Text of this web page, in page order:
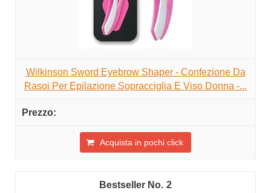
Wilkinson Sword Eyebrow Shaper - Confezione Da
Rasoi Per Epilazione Sopracciglia E Viso Donna -...
Acquista in pochi click
2